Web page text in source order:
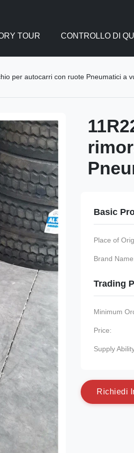
TOUR CONTROLLO DI
per autocarri con ruote Pneumatici a
Basic
Place of
Brand
Trading
Minimum
Price:
Supply
Richied i